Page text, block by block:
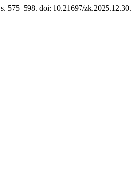
575–598. doi: 10.21697/zk.2025.12.30.